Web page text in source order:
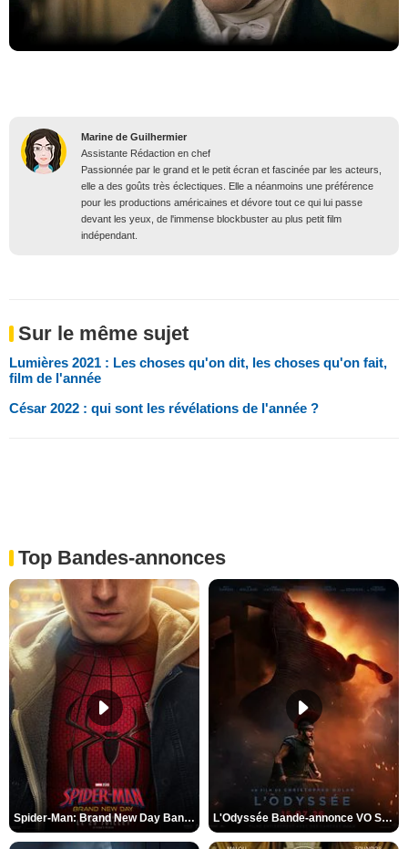
Marine de Guilhermier
Assistante Rédaction en chef
Passionnée par le grand et le petit écran et fascinée par les acteurs,
elle a des goûts très éclectiques. Elle a néanmoins une préférence
pour les productions américaines et dévore tout ce qui lui passe
devant les yeux, de l'immense blockbuster au plus petit film
indépendant.
Sur le même sujet
Lumières 2021 : Les choses qu'on dit, les choses qu'on fait,
film de l'année
César 2022 : qui sont les révélations de l'année ?
Top Bandes-annonces
Spider-Man: Brand New Day Bande-annonce VO STFR L'Odyssée Bande-annonce VO STFR